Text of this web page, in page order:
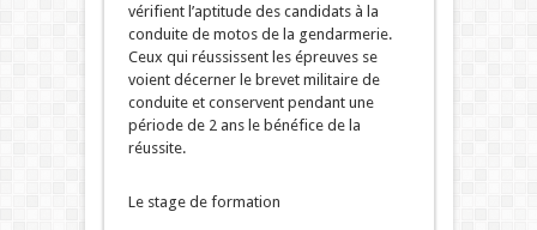
vérifient l’aptitude des candidats à la
conduite de motos de la gendarmerie.
Ceux qui réussissent les épreuves se
voient décerner le brevet militaire de
conduite et conservent pendant une
période de 2 ans le bénéfice de la
réussite.
Le stage de formation